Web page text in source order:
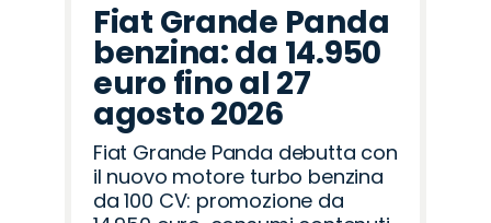
Fiat Grande Panda
benzina: da 14.950
euro fino al 27
agosto 2026
Fiat Grande Panda debutta con
il nuovo motore turbo benzina
da 100 CV: promozione da